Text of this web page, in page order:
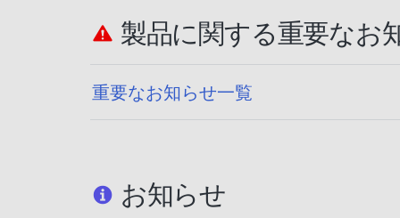
製品に関する重要なお
重要なお知らせ一覧
お知らせ